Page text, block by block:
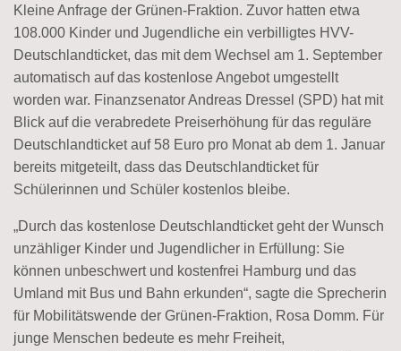
Kleine Anfrage der Grünen-Fraktion. Zuvor hatten etwa
108.000 Kinder und Jugendliche ein verbilligtes HVV-
Deutschlandticket, das mit dem Wechsel am 1. September
automatisch auf das kostenlose Angebot umgestellt
worden war. Finanzsenator Andreas Dressel (SPD) hat mit
Blick auf die verabredete Preiserhöhung für das reguläre
Deutschlandticket auf 58 Euro pro Monat ab dem 1. Januar
bereits mitgeteilt, dass das Deutschlandticket für
Schülerinnen und Schüler kostenlos bleibe.
„Durch das kostenlose Deutschlandticket geht der Wunsch
unzähliger Kinder und Jugendlicher in Erfüllung: Sie
können unbeschwert und kostenfrei Hamburg und das
Umland mit Bus und Bahn erkunden“, sagte die Sprecherin
für Mobilitätswende der Grünen-Fraktion, Rosa Domm. Für
junge Menschen bedeute es mehr Freiheit,